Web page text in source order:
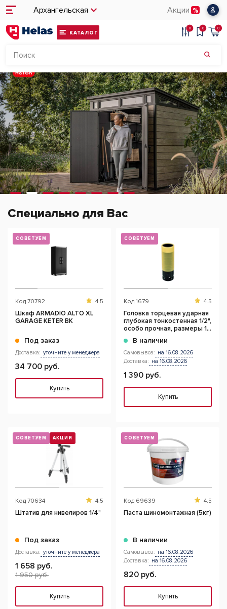
Архангельская Акции
КАТАЛОГ
0 0 0
Специально для Вас
СОВЕТУЕМ
Код 70792 4.5
Шкаф ARMADIO ALTO XL
GARAGE KETER BK
Под заказ
Доставка: уточните у менеджера
34 700 руб.
Купить
СОВЕТУЕМ
Код 1679 4.5
Головка торцевая ударная
глубокая тонкостенная 1/2",
особо прочная, размеры 17,
В наличии
Самовывоз: на 16.08.2026
Доставка: на 16.08.2026
1 390 руб.
Купить
СОВЕТУЕМ АКЦИЯ
Код 70634 4.5
Штатив для нивелиров 1/4"
Под заказ
Доставка: уточните у менеджера
1 658 руб.
1 950 руб.
Купить
СОВЕТУЕМ
Код 69639 4.5
Паста шиномонтажная (5кг)
В наличии
Самовывоз: на 16.08.2026
Доставка: на 16.08.2026
820 руб.
Купить